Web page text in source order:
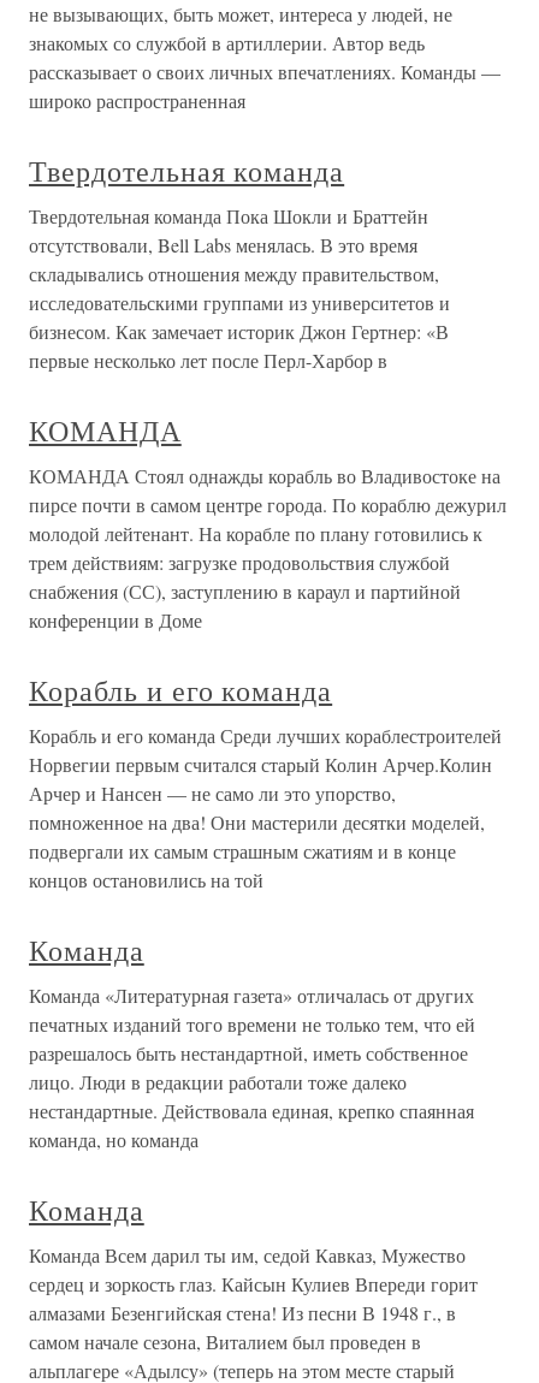
не вызывающих, быть может, интереса у людей, не
знакомых со службой в артиллерии. Автор ведь
рассказывает о своих личных впечатлениях. Команды —
широко распространенная
Твердотельная команда
Твердотельная команда Пока Шокли и Браттейн
отсутствовали, Bell Labs менялась. В это время
складывались отношения между правительством,
исследовательскими группами из университетов и
бизнесом. Как замечает историк Джон Гертнер: «В
первые несколько лет после Перл-Харбор в
КОМАНДА
КОМАНДА Стоял однажды корабль во Владивостоке на
пирсе почти в самом центре города. По кораблю дежурил
молодой лейтенант. На корабле по плану готовились к
трем действиям: загрузке продовольствия службой
снабжения (СС), заступлению в караул и партийной
конференции в Доме
Корабль и его команда
Корабль и его команда Среди лучших кораблестроителей
Норвегии первым считался старый Колин Арчер.Колин
Арчер и Нансен — не само ли это упорство,
помноженное на два! Они мастерили десятки моделей,
подвергали их самым страшным сжатиям и в конце
концов остановились на той
Команда
Команда «Литературная газета» отличалась от других
печатных изданий того времени не только тем, что ей
разрешалось быть нестандартной, иметь собственное
лицо. Люди в редакции работали тоже далеко
нестандартные. Действовала единая, крепко спаянная
команда, но команда
Команда
Команда Всем дарил ты им, седой Кавказ, Мужество
сердец и зоркость глаз. Кайсын Кулиев Впереди горит
алмазами Безенгийская стена! Из песни В 1948 г., в
самом начале сезона, Виталием был проведен в
альплагере «Адылсу» (теперь на этом месте старый